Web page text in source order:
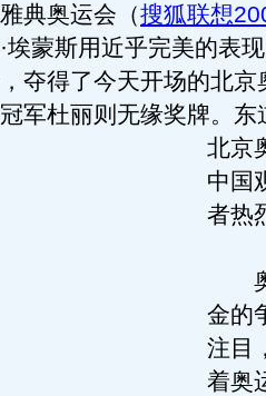
典奥运会（搜狐联想
埃蒙斯用近乎完美的表
夺得了今天开场的北京
军杜丽则无缘奖牌。 东
北京
中国
者热
奥
金的
注目
着奥